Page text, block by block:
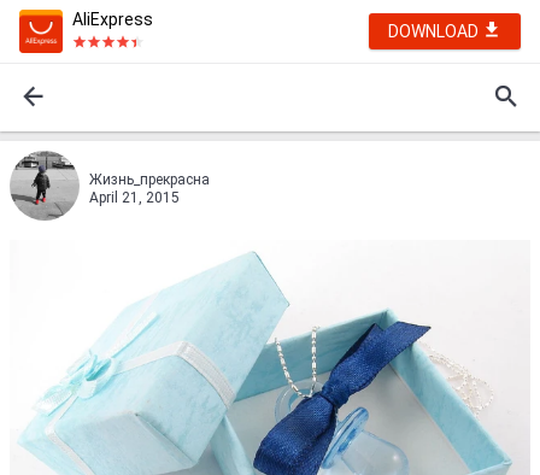
AliExpress
DOWNLOAD
Жизнь_прекрасна
April 21, 2015